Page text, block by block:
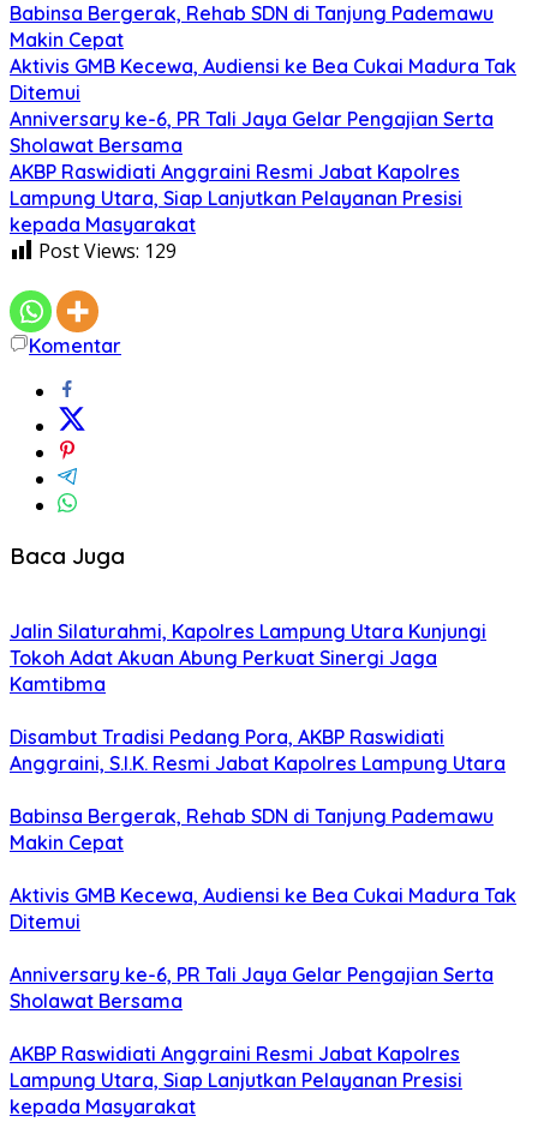
Babinsa Bergerak, Rehab SDN di Tanjung Pademawu
Makin Cepat
Aktivis GMB Kecewa, Audiensi ke Bea Cukai Madura Tak
Ditemui
Anniversary ke-6, PR Tali Jaya Gelar Pengajian Serta
Sholawat Bersama
AKBP Raswidiati Anggraini Resmi Jabat Kapolres
Lampung Utara, Siap Lanjutkan Pelayanan Presisi
kepada Masyarakat
Post Views: 129
Komentar
Baca Juga
Jalin Silaturahmi, Kapolres Lampung Utara Kunjungi
Tokoh Adat Akuan Abung Perkuat Sinergi Jaga
Kamtibma
Disambut Tradisi Pedang Pora, AKBP Raswidiati
Anggraini, S.I.K. Resmi Jabat Kapolres Lampung Utara
Babinsa Bergerak, Rehab SDN di Tanjung Pademawu
Makin Cepat
Aktivis GMB Kecewa, Audiensi ke Bea Cukai Madura Tak
Ditemui
Anniversary ke-6, PR Tali Jaya Gelar Pengajian Serta
Sholawat Bersama
AKBP Raswidiati Anggraini Resmi Jabat Kapolres
Lampung Utara, Siap Lanjutkan Pelayanan Presisi
kepada Masyarakat